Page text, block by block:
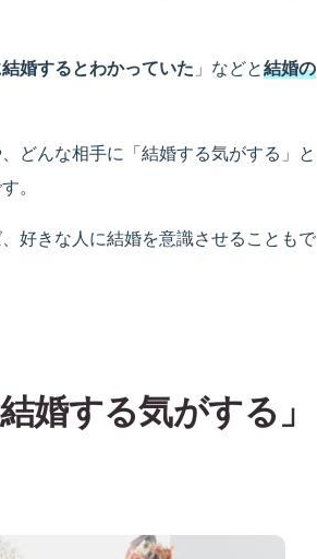
婚するとわかっていた 」などと結婚の
どんな相手に「結婚する気がする」と
。
好きな人に結婚を意識させることもで
婚する気がする」